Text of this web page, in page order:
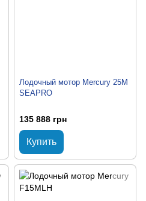
Лодочный мотор Mercury 25M
SEAPRO
135 888 грн
Купить